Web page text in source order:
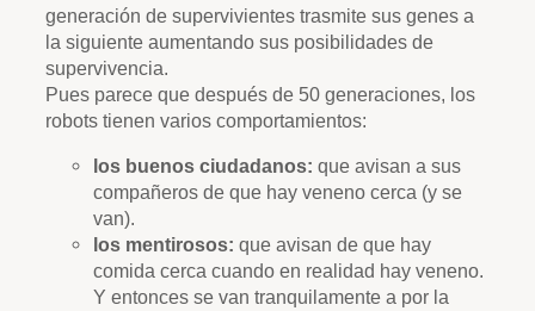
generación de supervivientes trasmite sus genes a
la siguiente aumentando sus posibilidades de
supervivencia.
Pues parece que después de 50 generaciones, los
robots tienen varios comportamientos:
los buenos ciudadanos: que avisan a sus
compañeros de que hay veneno cerca (y se
van).
los mentirosos: que avisan de que hay
comida cerca cuando en realidad hay veneno.
Y entonces se van tranquilamente a por la